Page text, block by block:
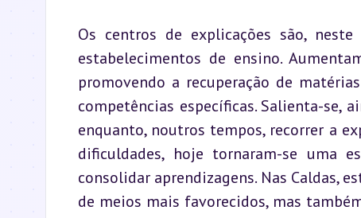
Os centros de explicações são,
estabelecimentos de ensino.
promovendo a recuperação de
competências específicas. Salienta-se,
enquanto, noutros tempos, recorrer a
dificuldades, hoje tornaram-se uma
consolidar aprendizagens. Nas Caldas,
de meios mais favorecidos, mas